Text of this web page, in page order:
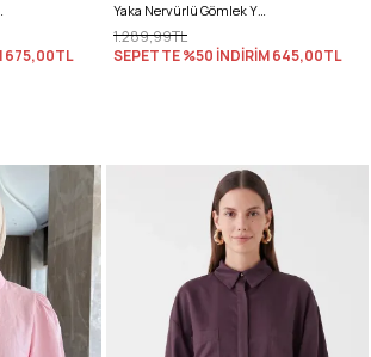
KAHVE
675,00TL
Yaka Nervürlü Gömlek Y0109 - HAKİ
1.289,99TL
SEPETTE %50 İNDİRİM645,00TL